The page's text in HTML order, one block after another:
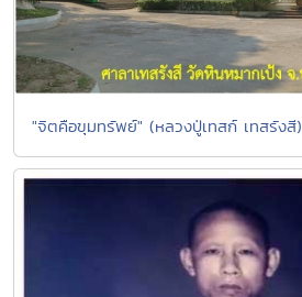
"จิตคือขุมทรัพย์" (หลวงปู่เทสก์ เทสรังสี)